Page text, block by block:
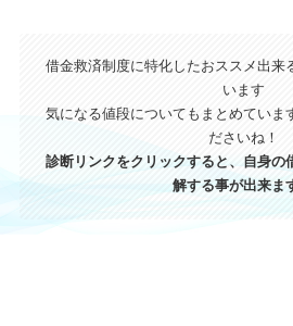
借金救済制度に特化したおススメ出来
います
気になる値段についてもまとめていま
ださいね！
診断リンクをクリックすると、自身の
解する事が出来ま